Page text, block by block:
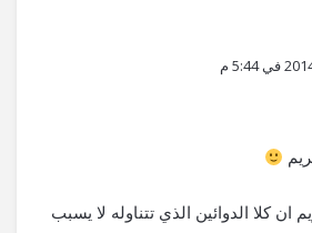
ان كلا الدوائين الذي تتناوله لا يسبب